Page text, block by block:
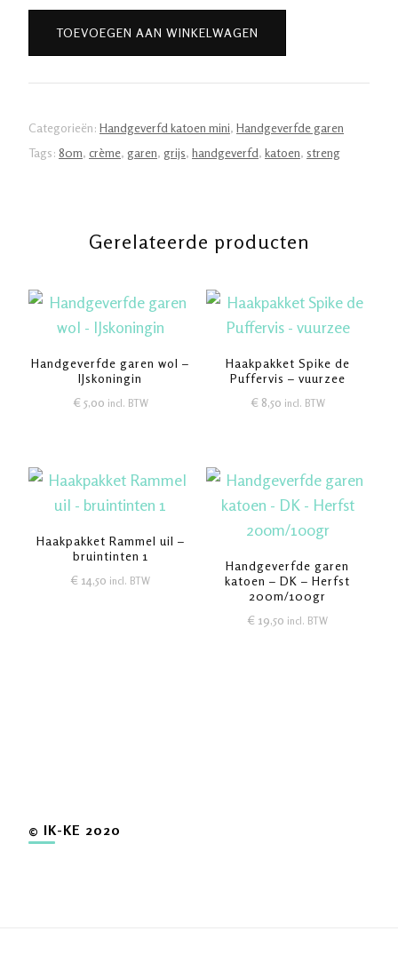
Handgeverfde
garen
katoen
-
80m/20gr
aantal
TOEVOEGEN AAN WINKELWAGEN
Categorieën: Handgeverfd katoen mini, Handgeverfde garen
Tags: 80m, crème, garen, grijs, handgeverfd, katoen, streng
Gerelateerde producten
Handgeverfde garen wol –
IJskoningin
€ 5,00 incl. BTW
Haakpakket Spike de
Puffervis – vuurzee
€ 8,50 incl. BTW
Haakpakket Rammel uil –
bruintinten 1
€ 14,50 incl. BTW
Handgeverfde garen
katoen – DK – Herfst
200m/100gr
€ 19,50 incl. BTW
© IK-KE 2020